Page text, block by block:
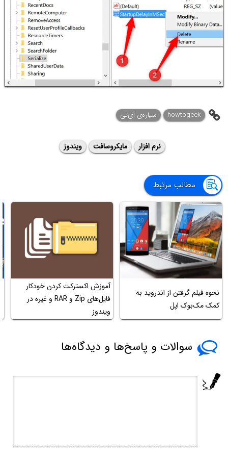
howtogeek سیاره‌ی ‌آی‌تی
نرم افزار مایکروسافت ویندوز
مطالب مرتبط
نحوه فیلم گرفتن از اندروید به
کمک مک‌بوک اپل
آموزش اکسترکت کردن خودکار
فایل‌های Zip و RAR و غیره در
ویندوز
سوالات و پاسخ‌ها و دیدگاه‌ها